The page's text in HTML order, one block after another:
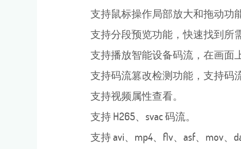
支持鼠标操作局部放大和拖动功
支持分段预览功能，快速找到所
支持播放智能设备码流，在画面
支持码流篡改检测功能，支持码
支持视频属性查看。
支持 H265、svac 码流。
支持 avi、mp4、flv、asf、mov、